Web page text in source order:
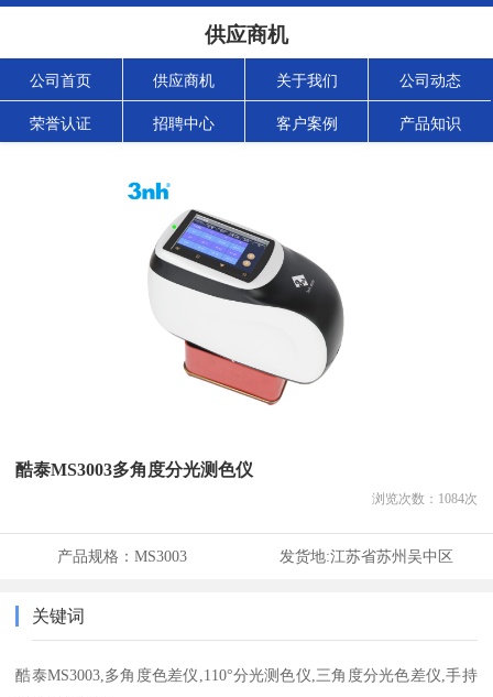
供应商机
公司首页 供应商机 关于我们 公司动态
荣誉认证 招聘中心 客户案例 产品知识
酷泰MS3003多角度分光测色仪
浏览次数： 1084次
产品规格： MS3003 发货地:江苏省苏州吴中区
关键词
酷泰MS3003,多角度色差仪,110°分光测色仪,三角度分光色差仪,手持